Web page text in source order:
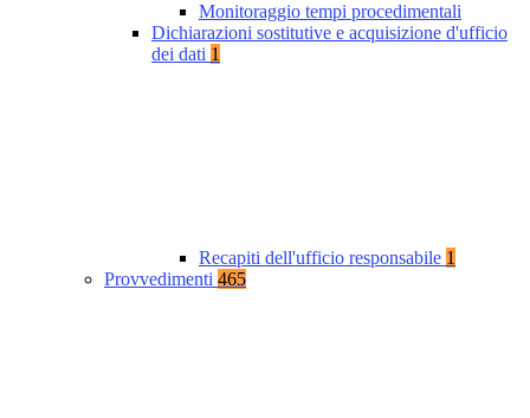
Monitoraggio tempi procedimentali
Dichiarazioni sostitutive e acquisizione d'ufficio
dei dati 1
Recapiti dell'ufficio responsabile 1
Provvedimenti 465